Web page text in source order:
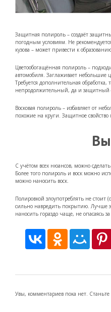
Защитная полироль – создаёт
погодным условиям. Не
кузова – может привести к
Цветообогащённая полироль –
автомобиля. Заглаживает небольшие
Требуется дополнительная обработка,
непродолжительный, да и защитный
Восковая полироль – избавляет от
похожие на круги. Защитное
С учётом всех нюансов, можно
Более того полироль и воск можно
можно наносить воск.
Полировкой злоупотреблять не стоит
сильно навредить покрытию. Лучше
наносить гораздо чаще, не опасаясь за
Увы, комментариев пока нет.